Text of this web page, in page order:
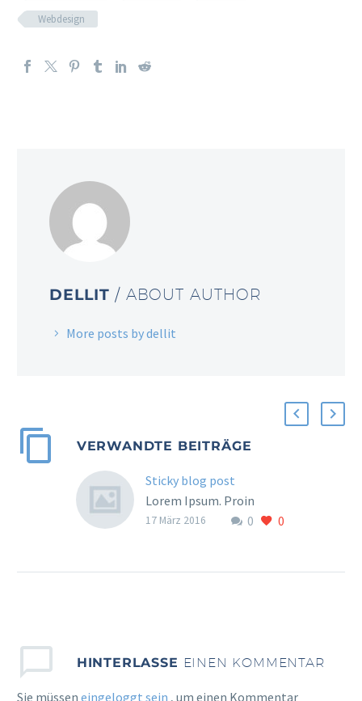
Webdesign
DELLIT / ABOUT AUTHOR
More posts by dellit
VERWANDTE BEITRÄGE
Sticky blog post
Lorem Ipsum. Proin
gravida nibh vel velit
0 0
17 März 2016
HINTERLASSE EINEN KOMMENTAR
Sie müssen eingeloggt sein , um einen Kommentar